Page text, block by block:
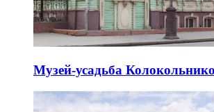
Музей-усадьба